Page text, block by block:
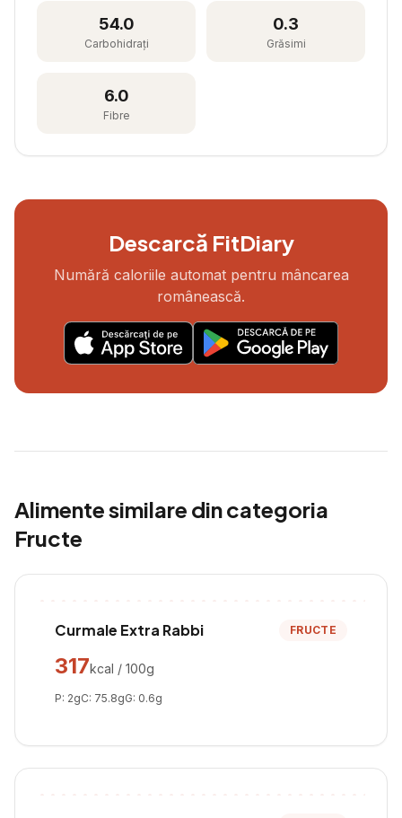
54.0
Carbohidrați
0.3
Grăsimi
6.0
Fibre
Descarcă FitDiary
Numără caloriile automat pentru mâncarea
românească.
Alimente similare din categoria
Fructe
Curmale Extra Rabbi FRUCTE
317kcal / 100g
P: 2gC: 75.8gG: 0.6g